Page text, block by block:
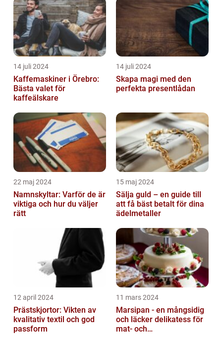
14 juli 2024
Kaffemaskiner i Örebro:
Bästa valet för
kaffeälskare
14 juli 2024
Skapa magi med den
perfekta presentlådan
22 maj 2024
Namnskyltar: Varför de är
viktiga och hur du väljer
rätt
15 maj 2024
Sälja guld – en guide till
att få bäst betalt för dina
ädelmetaller
12 april 2024
Prästskjortor: Vikten av
kvalitativ textil och god
passform
11 mars 2024
Marsipan - en mångsidig
och läcker delikatess för
mat- och